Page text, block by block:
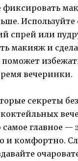
фиксировать
спрей или
макияж и
вечеринки.
секреты
главное —
и комфортно.